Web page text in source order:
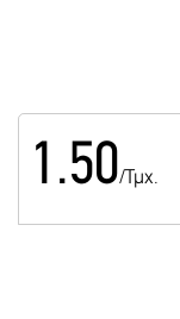
1.50/Τμχ.